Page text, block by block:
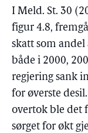
I Meld. St. 30
figur 4.8,
skatt som
både i 2000,
regjering sank
for øverste
overtok ble det
sørget for økt